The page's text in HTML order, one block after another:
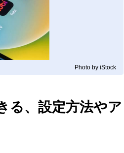
Photo by iStock
る、設定方法やア